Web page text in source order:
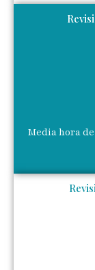
Media hora